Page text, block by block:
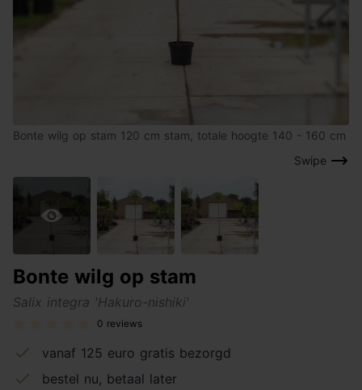
Swipe
Bonte wilg op stam 120 cm stam, totale hoogte 140 - 160 cm
Bonte wilg op stam
Salix integra 'Hakuro-nishiki'
0 reviews
vanaf 125 euro gratis bezorgd
bestel nu, betaal later